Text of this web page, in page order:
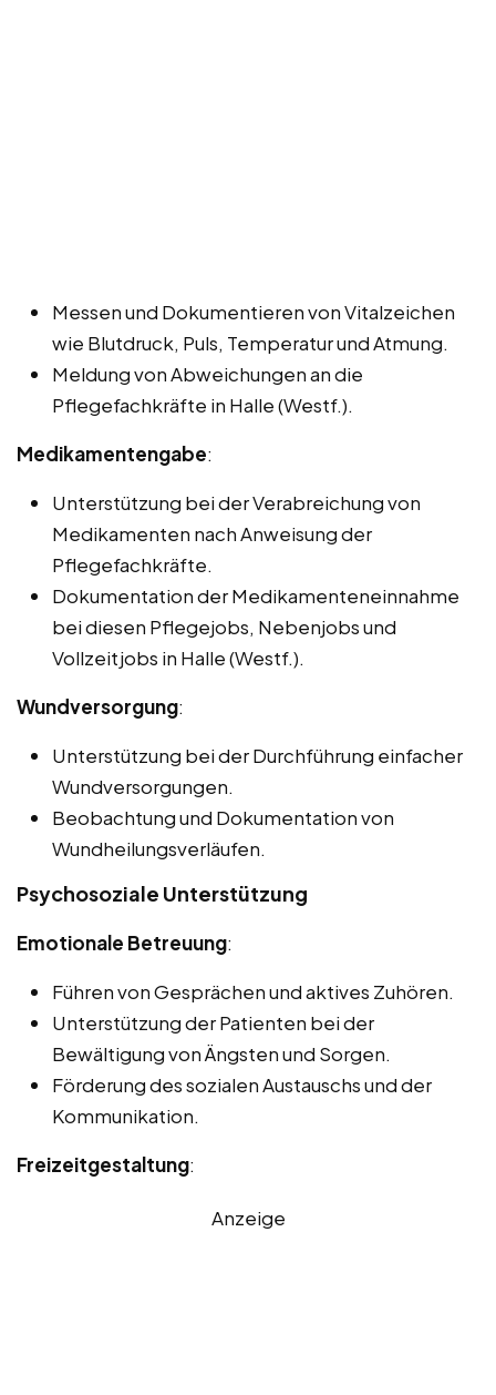
Messen und Dokumentieren von Vitalzeichen
wie Blutdruck, Puls, Temperatur und Atmung.
Meldung von Abweichungen an die
Pflegefachkräfte in Halle (Westf.).
Medikamentengabe:
Unterstützung bei der Verabreichung von
Medikamenten nach Anweisung der
Pflegefachkräfte.
Dokumentation der Medikamenteneinnahme
bei diesen Pflegejobs, Nebenjobs und
Vollzeitjobs in Halle (Westf.).
Wundversorgung:
Unterstützung bei der Durchführung einfacher
Wundversorgungen.
Beobachtung und Dokumentation von
Wundheilungsverläufen.
Psychosoziale Unterstützung
Emotionale Betreuung:
Führen von Gesprächen und aktives Zuhören.
Unterstützung der Patienten bei der
Bewältigung von Ängsten und Sorgen.
Förderung des sozialen Austauschs und der
Kommunikation.
Freizeitgestaltung:
Anzeige